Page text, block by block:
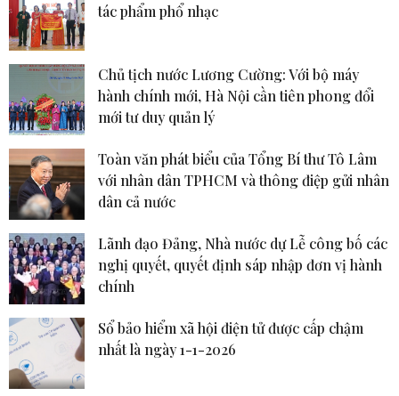
tác phẩm phổ nhạc
Chủ tịch nước Lương Cường: Với bộ máy
hành chính mới, Hà Nội cần tiên phong đổi
mới tư duy quản lý
Toàn văn phát biểu của Tổng Bí thư Tô Lâm
với nhân dân TPHCM và thông điệp gửi nhân
dân cả nước
Lãnh đạo Đảng, Nhà nước dự Lễ công bố các
nghị quyết, quyết định sáp nhập đơn vị hành
chính
Sổ bảo hiểm xã hội điện tử được cấp chậm
nhất là ngày 1-1-2026